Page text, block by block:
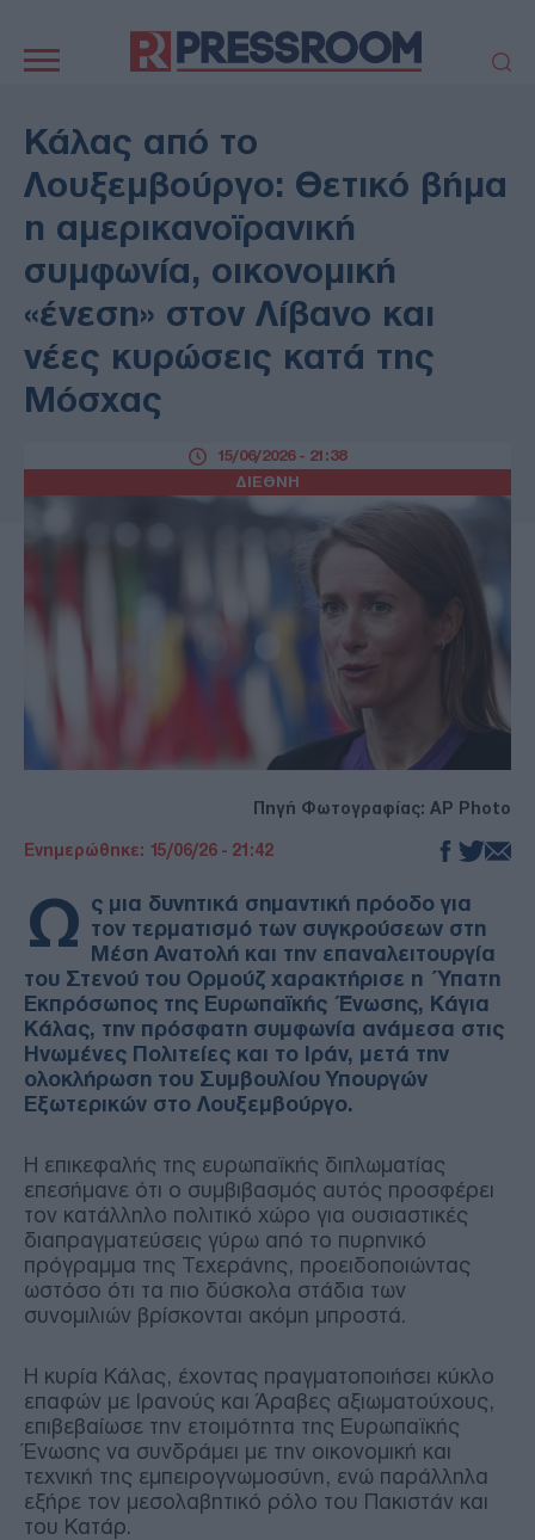
πλοήγηση
ΠΟΛΙΤΙΚΗ
ΕΚΚΛΗΣΙΑ
ΑΜΥΝΑ
ΔΙΕΘΝΗ
ΚΥΠΡΟΣ
MEDIA
LIFESTYLE
SPORTS
ΑΥΤΟΔΙΟΙΚΗΣΗ
AUTO - MOTO
ΓΑΣΤΡΟΝΟΜΙΑ
ΠΑΡΑΞΕΝΑ
Κάλας από το
Λουξεμβούργο: Θετικό βήμα
η αμερικανοϊρανική
συμφωνία, οικονομική
«ένεση» στον Λίβανο και
νέες κυρώσεις κατά της
Μόσχας
ΔΙΕΘΝΗ
15/06/2026 - 21:38
Πηγή Φωτογραφίας: AP Photo
Ενημερώθηκε: 15/06/26 - 21:42
Ω ς μια δυνητικά σημαντική πρόοδο για
τον τερματισμό των συγκρούσεων στη
Μέση Ανατολή και την επαναλειτουργία
του Στενού του Ορμούζ χαρακτήρισε η Ύπατη
Εκπρόσωπος της Ευρωπαϊκής Ένωσης, Κάγια
Κάλας, την πρόσφατη συμφωνία ανάμεσα στις
Ηνωμένες Πολιτείες και το Ιράν, μετά την
ολοκλήρωση του Συμβουλίου Υπουργών
Εξωτερικών στο Λουξεμβούργο.
Η επικεφαλής της ευρωπαϊκής διπλωματίας
επεσήμανε ότι ο συμβιβασμός αυτός προσφέρει
τον κατάλληλο πολιτικό χώρο για ουσιαστικές
διαπραγματεύσεις γύρω από το πυρηνικό
πρόγραμμα της Τεχεράνης, προειδοποιώντας
ωστόσο ότι τα πιο δύσκολα στάδια των
συνομιλιών βρίσκονται ακόμη μπροστά.
Η κυρία Κάλας, έχοντας πραγματοποιήσει κύκλο
επαφών με Ιρανούς και Άραβες αξιωματούχους,
επιβεβαίωσε την ετοιμότητα της Ευρωπαϊκής
Ένωσης να συνδράμει με την οικονομική και
τεχνική της εμπειρογνωμοσύνη, ενώ παράλληλα
εξήρε τον μεσολαβητικό ρόλο του Πακιστάν και
του Κατάρ.